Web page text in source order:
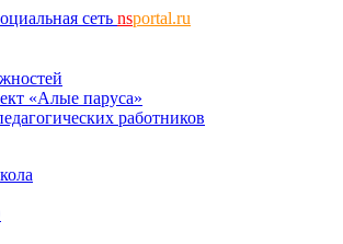
сеть nsportal.ru
«Алые паруса»
работников